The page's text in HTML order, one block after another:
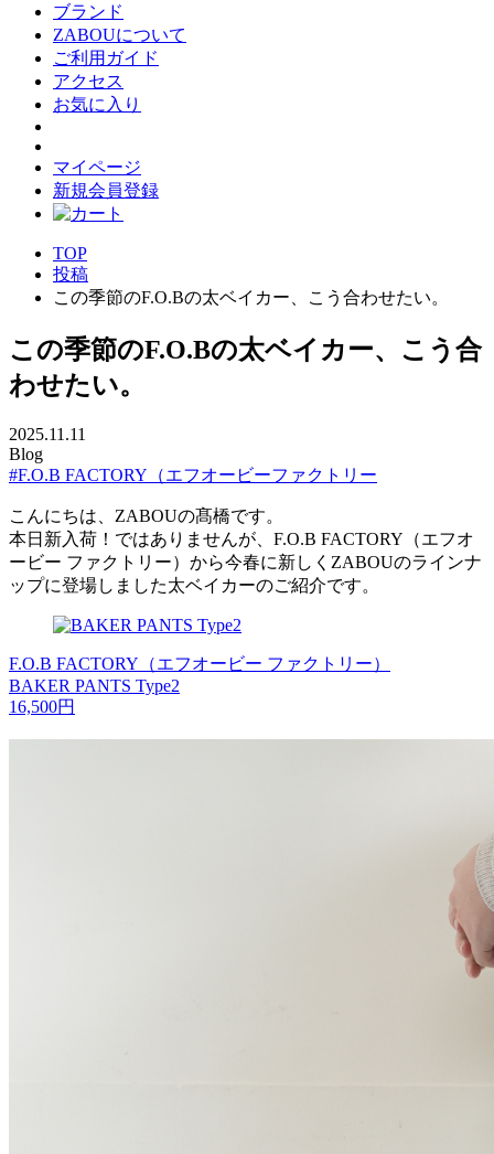
ブランド
ZABOUについて
ご利用ガイド
アクセス
お気に入り
マイページ
新規会員登録
TOP
投稿
この季節のF.O.Bの太ベイカー、こう合わせたい。
この季節のF.O.Bの太ベイカー、こう合
わせたい。
2025.11.11
Blog
#F.O.B FACTORY（エフオービーファクトリー
こんにちは、ZABOUの髙橋です。
本日新入荷！ではありませんが、F.O.B FACTORY（エフオ
ービー ファクトリー）から今春に新しくZABOUのラインナ
ップに登場しました太ベイカーのご紹介です。
F.O.B FACTORY（エフオービー ファクトリー）
BAKER PANTS Type2
16,500円